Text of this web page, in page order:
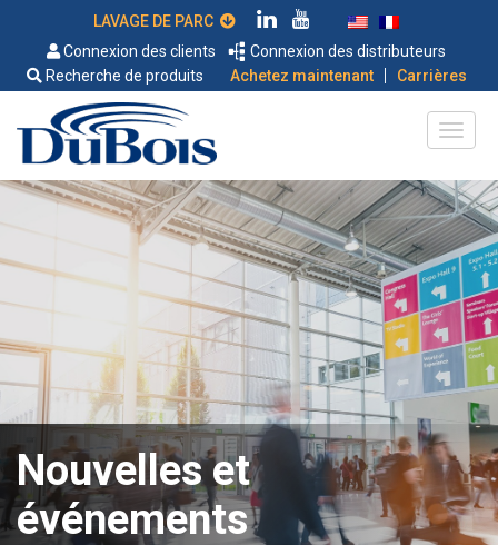
Connexion des clients
Connexion des distributeurs
Recherche de produits
Achetez maintenant | Carrières
Nouvelles et
événements